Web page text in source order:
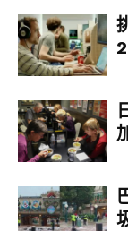
巴雷克說，數
但免疫的問題
以色列魏茲曼
Instituteof
Barbash）同
知疫苗減少了
疫苗是否能將